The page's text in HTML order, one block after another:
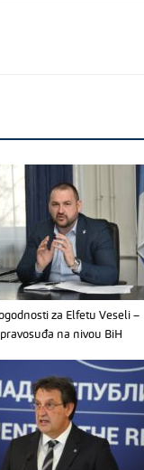
za Elfetu Veseli –
na nivou BiH